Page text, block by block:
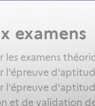
examens
examens
l'épreuve
et de validation